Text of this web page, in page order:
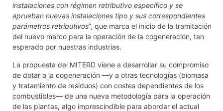
instalaciones con régimen retributivo específico y se
aprueban nuevas instalaciones tipo y sus correspondientes
parámetros retributivos”, que marca el inicio de la tramitación
del nuevo marco para la operación de la cogeneración, tan
esperado por nuestras industrias.
La propuesta del MITERD viene a desarrollar su compromiso
de dotar a la cogeneración —y a otras tecnologías (biomasa
y tratamiento de residuos) con costes dependientes de los
combustibles— de una nueva metodología para la operación
de las plantas, algo imprescindible para abordar el actual